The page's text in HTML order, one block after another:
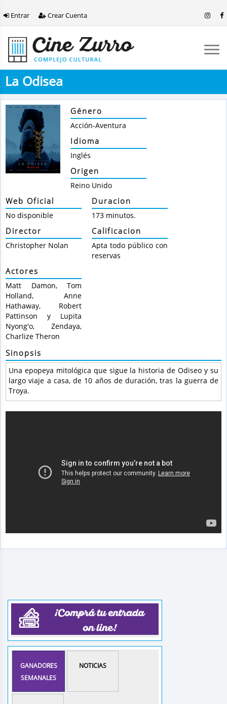
Entrar Crear Cuenta
La Odisea
Género
Acción-Aventura
Idioma
Inglés
Origen
Reino Unido
Web Oficial
No disponible
Duracion
173 minutos.
Director
Christopher Nolan
Calificacion
Apta todo público con
reservas
Actores
Matt Damon, Tom
Holland, Anne
Hathaway, Robert
Pattinson y Lupita
Nyong'o, Zendaya,
Charlize Theron
Sinopsis
Una epopeya mitológica que sigue la historia de Odiseo y su
largo viaje a casa, de 10 años de duración, tras la guerra de
Troya.
GANADORES
SEMANALES
NOTICIAS